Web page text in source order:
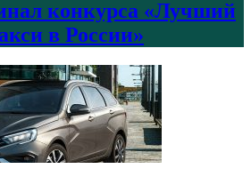
конкурса «Лучший
в России»